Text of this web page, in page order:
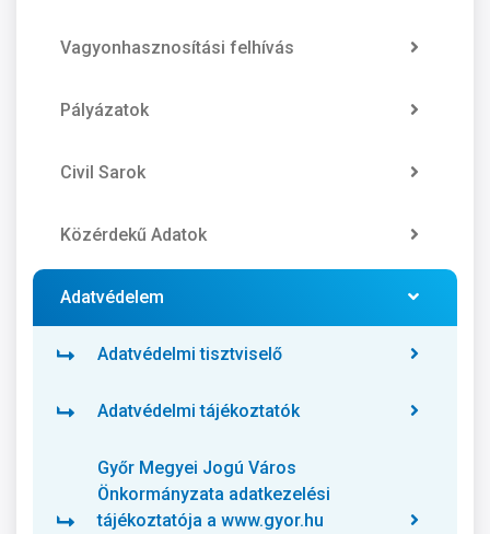
Vagyonhasznosítási felhívás
Pályázatok
Civil Sarok
Közérdekű Adatok
Adatvédelem
Adatvédelmi tisztviselő
Adatvédelmi tájékoztatók
Győr Megyei Jogú Város
Önkormányzata adatkezelési
tájékoztatója a www.gyor.hu